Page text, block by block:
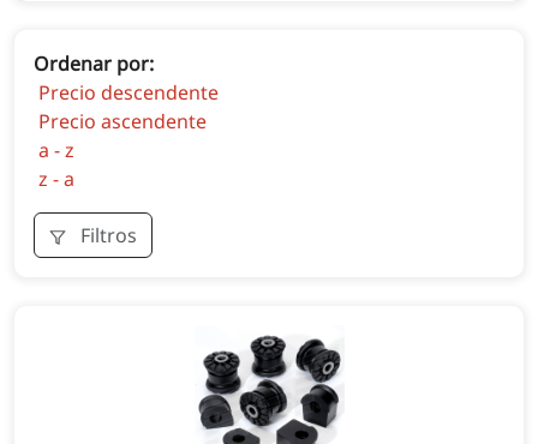
Ordenar por:
Precio descendente
Precio ascendente
a - z
z - a
Filtros